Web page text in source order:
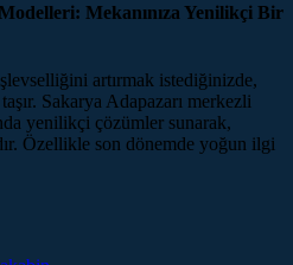
Mekanınıza Yenilikçi Bir
artırmak istediğinizde,
Sakarya Adapazarı merkezli
yenilikçi çözümler sunarak,
Özellikle son dönemde yoğun ilgi